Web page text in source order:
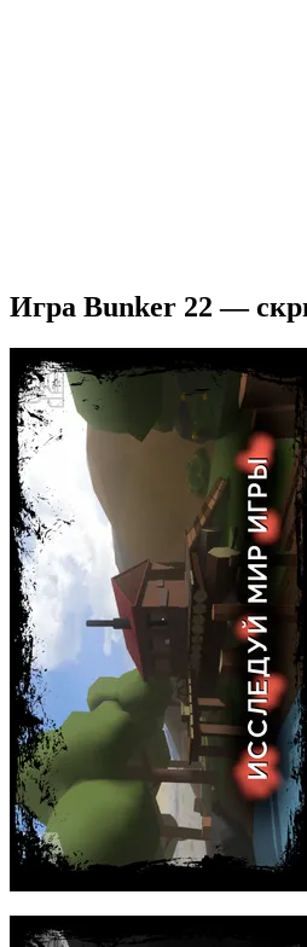
Игра Bunker 22 —